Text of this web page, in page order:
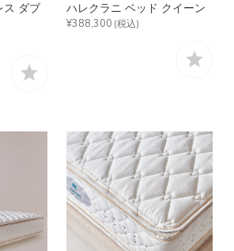
ス ダブ
ハレクラニ ベッド クイーン
¥388,300 (税込)